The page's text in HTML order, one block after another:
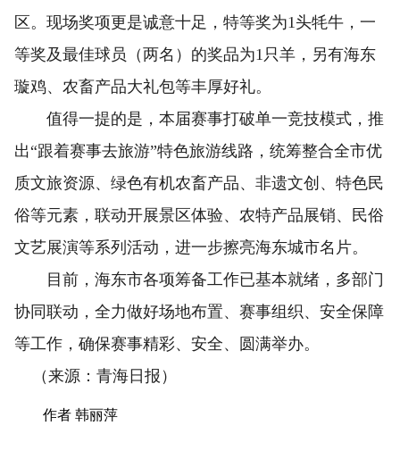
区。现场奖项更是诚意十足，特等奖为1头牦牛，一
等奖及最佳球员（两名）的奖品为1只羊，另有海东
璇鸡、农畜产品大礼包等丰厚好礼。
值得一提的是，本届赛事打破单一竞技模式，推
出“跟着赛事去旅游”特色旅游线路，统筹整合全市优
质文旅资源、绿色有机农畜产品、非遗文创、特色民
俗等元素，联动开展景区体验、农特产品展销、民俗
文艺展演等系列活动，进一步擦亮海东城市名片。
目前，海东市各项筹备工作已基本就绪，多部门
协同联动，全力做好场地布置、赛事组织、安全保障
等工作，确保赛事精彩、安全、圆满举办。
（来源：青海日报）
作者 韩丽萍